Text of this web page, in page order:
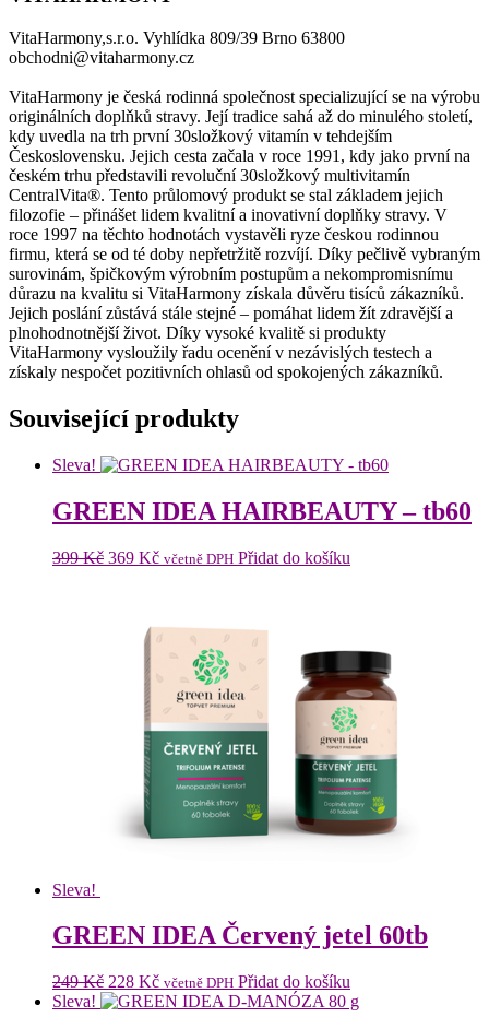
VitaHarmony,s.r.o. Vyhlídka 809/39 Brno 63800
obchodni@vitaharmony.cz
VitaHarmony je česká rodinná společnost specializující se na výrobu
originálních doplňků stravy. Její tradice sahá až do minulého století,
kdy uvedla na trh první 30složkový vitamín v tehdejším
Československu. Jejich cesta začala v roce 1991, kdy jako první na
českém trhu představili revoluční 30složkový multivitamín
CentralVita®. Tento průlomový produkt se stal základem jejich
filozofie – přinášet lidem kvalitní a inovativní doplňky stravy. V
roce 1997 na těchto hodnotách vystavěli ryze českou rodinnou
firmu, která se od té doby nepřetržitě rozvíjí. Díky pečlivě vybraným
surovinám, špičkovým výrobním postupům a nekompromisnímu
důrazu na kvalitu si VitaHarmony získala důvěru tisíců zákazníků.
Jejich poslání zůstává stále stejné – pomáhat lidem žít zdravější a
plnohodnotnější život. Díky vysoké kvalitě si produkty
VitaHarmony vysloužily řadu ocenění v nezávislých testech a
získaly nespočet pozitivních ohlasů od spokojených zákazníků.
Související produkty
Sleva!
GREEN IDEA HAIRBEAUTY – tb60
399Kč Původní
369 KčAktuální
včetně DPH Přidat do košíku
Sleva!
GREEN IDEA Červený jetel 60tb
249Kč Původní
cena
228 KčAktuální
cena
včetně DPH Přidat do košíku
Sleva!